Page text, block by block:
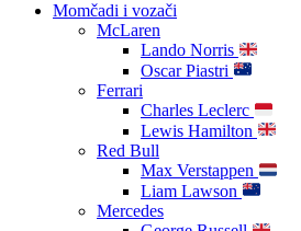
Momčadi i vozači
McLaren
Lando Norris
Oscar Piastri
Ferrari
Charles Leclerc
Lewis Hamilton
Red Bull
Max Verstappen
Liam Lawson
Mercedes